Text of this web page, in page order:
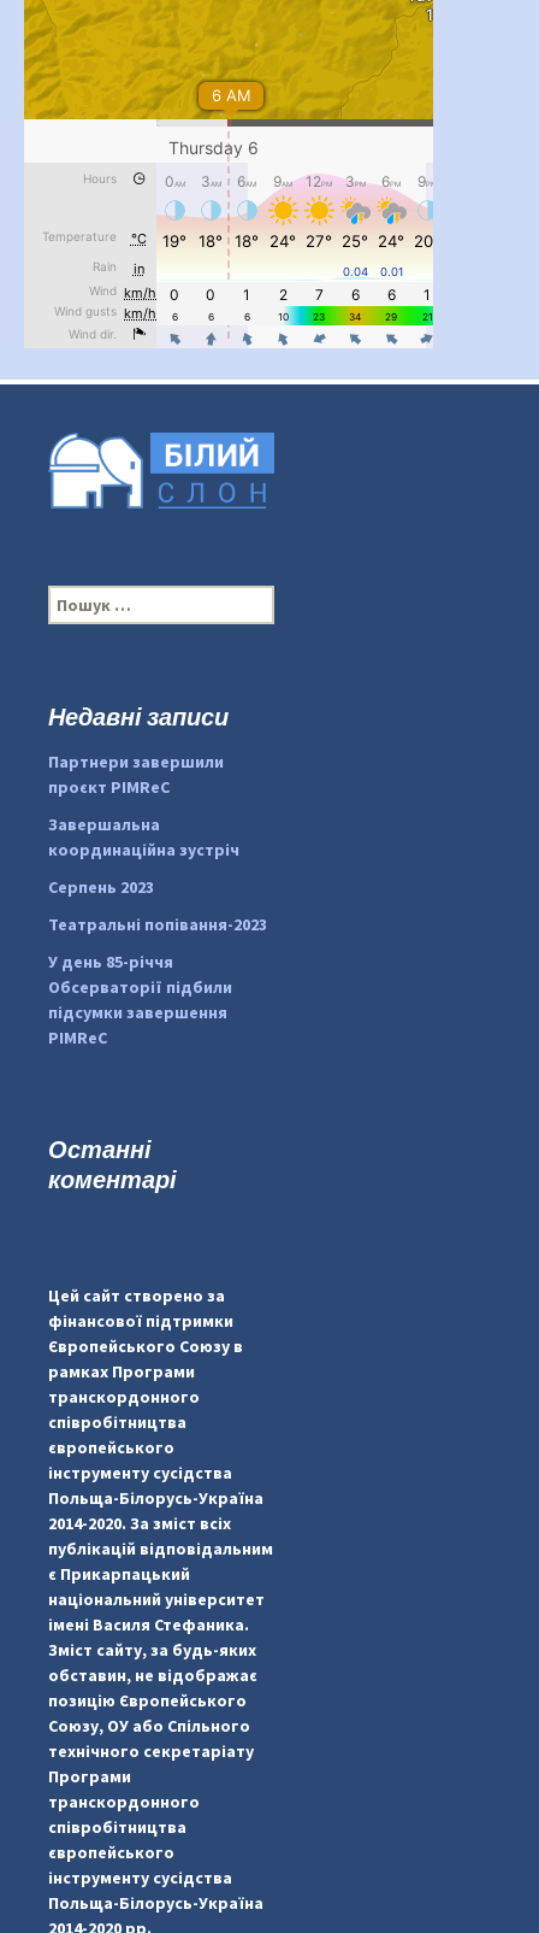
#PipIvanToday
#PipIvanWeather
 ...
pimrec_project
pimrec_project
#PipIvanToday
pimrec_project
П
о
:Недавні записи
Партнери завершили
проєкт PIMReC
Завершальна
координаційна зустріч
Серпень 2023
Театральні попівання-2023
У день 85-річчя
Обсерваторії підбили
підсумки завершення
PIMReC
Останні
коментарі
Цей сайт створено за
фінансової підтримки
Європейського Союзу в
рамках Програми
транскордонного
співробітництва
європейського
інструменту сусідства
Польща-Білорусь-Україна
2014-2020. За зміст всіх
публікацій відповідальним
є Прикарпацький
національний університет
імені Василя Стефаника.
Зміст сайту, за будь-яких
обставин, не відображає
позицію Європейського
Союзу, ОУ або Спільного
технічного секретаріату
Програми
транскордонного
співробітництва
європейського
інструменту сусідства
Польща-Білорусь-Україна
2014-2020 рр.